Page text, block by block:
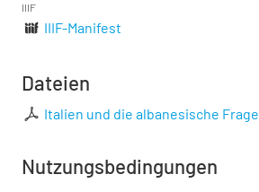
IIIF
IIIF-Manifest
Dateien
Italien und die albanesische Frage
Nutzungsbedingungen